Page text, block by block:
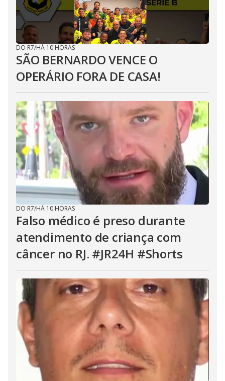
DO R7/HÁ 10 HORAS
SÃO BERNARDO VENCE O
OPERÁRIO FORA DE CASA!
DO R7/HÁ 10 HORAS
Falso médico é preso durante
atendimento de criança com
câncer no RJ. #JR24H #Shorts